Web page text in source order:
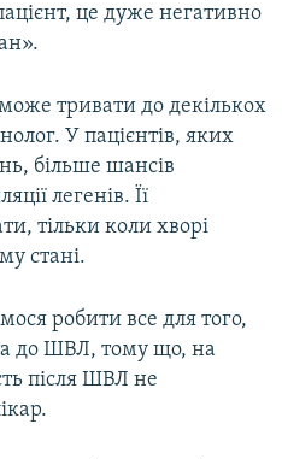
це дуже негативно
тривати до декількох
У пацієнтів, яких
більше шансів
легенів. Її
тільки коли хворі
стані.
робити все для того,
до ШВЛ, тому що, на
після ШВЛ не